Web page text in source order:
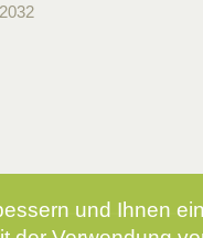
und Ihnen